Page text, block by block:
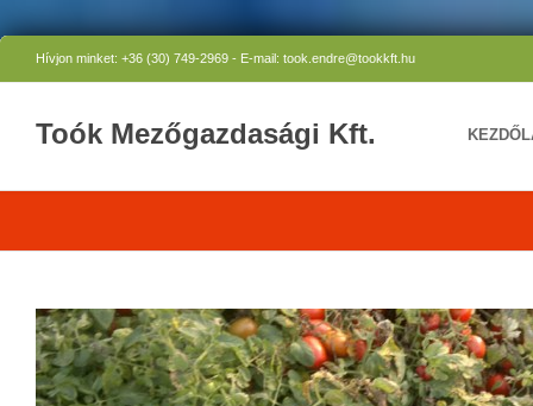
Hívjon minket: +36 (30) 749-2969 - E-mail: took.endre@tookkft.hu
Toók Mezőgazdasági Kft.